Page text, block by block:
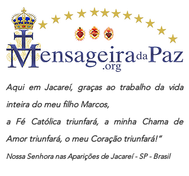
Aqui em Jacareí, graças ao trabalho da vida
inteira do meu filho Marcos,
a Fé Católica triunfará, a minha Chama de
Amor triunfará, o meu Coração triunfará!”
Nossa Senhora nas Aparições de Jacareí - SP - Brasil